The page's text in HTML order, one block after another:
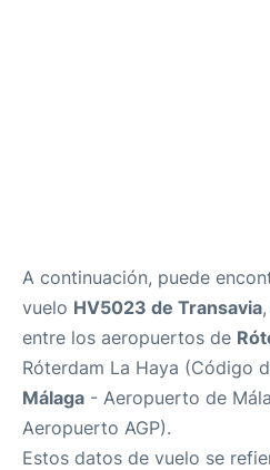
A continuación, puede
vuelo HV5023 de Transavia
entre los aeropuertos de
Róterdam La Haya (Código
Málaga - Aeropuerto de
Aeropuerto AGP).
Estos datos de vuelo se